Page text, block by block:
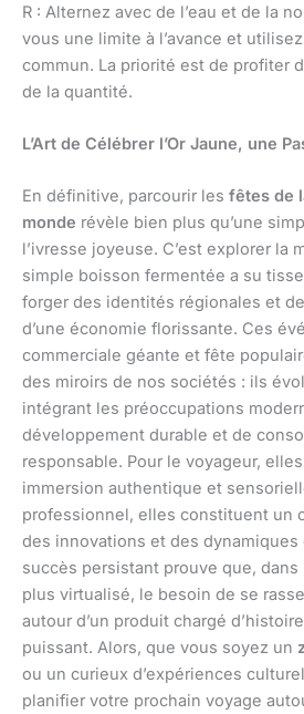
R : Alternez avec de l’eau et de la
vous une limite à l’avance et
commun. La priorité est de profiter
de la quantité.
L’Art de Célébrer l’Or Jaune, une
En définitive, parcourir les fêtes de
monde révèle bien plus qu’une
l’ivresse joyeuse. C’est explorer la
simple boisson fermentée a su
forger des identités régionales et
d’une économie florissante. Ces
commerciale géante et fête
des miroirs de nos sociétés : ils
intégrant les préoccupations
développement durable et de
responsable. Pour le voyageur,
immersion authentique et
professionnel, elles constituent un
des innovations et des dynamiques
succès persistant prouve que,
plus virtualisé, le besoin de se
autour d’un produit chargé
puissant. Alors, que vous soyez un
ou un curieux d’expériences
planifier votre prochain voyage